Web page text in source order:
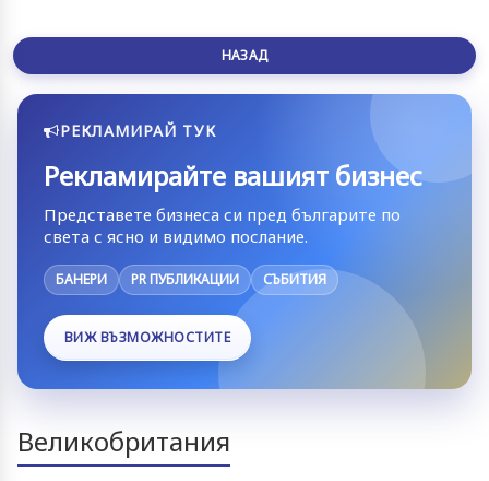
НАЗАД
РЕКЛАМИРАЙ ТУК
Рекламирайте вашият бизнес
Представете бизнеса си пред българите по
света с ясно и видимо послание.
БАНЕРИ PR ПУБЛИКАЦИИ СЪБИТИЯ
ВИЖ ВЪЗМОЖНОСТИТЕ
Великобритания